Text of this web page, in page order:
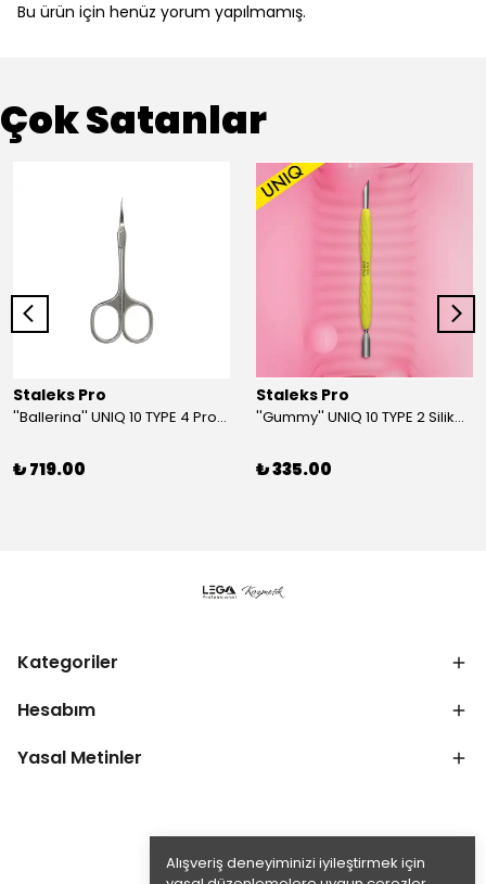
Alışveriş deneyiminizi iyileştirmek için
Bu ürün için henüz yorum yapılmamış.
Çok Satanlar
Staleks Pro
''Ballerina'' UNIQ 10 TYPE 4 Profesyonel Tırnak Eti Makası
₺ 719.00
Staleks Pro
''Gummy'' UNIQ 10 TYPE 2 Silikon Saplı Tırnak Eti İtici (Dar Yuvarlak + Yamuk İtici)
₺ 335.00
Kategoriler
Hesabım
Yasal Metinler